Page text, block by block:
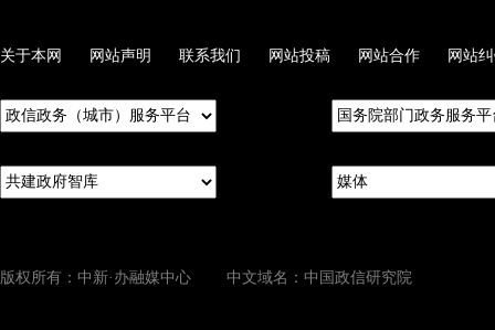
关于本网 网站声明 联系我们 网站投稿 网站合作 网站
版权所有：中新·办融媒中心 中文域名：中国政信研究院